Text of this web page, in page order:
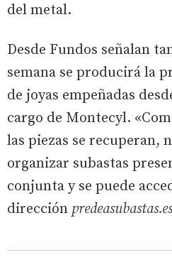
del metal.
Desde Fundos señalan
semana se producirá la
de joyas empeñadas
cargo de Montecyl.
las piezas se recuperan,
organizar subastas
conjunta y se puede
dirección predeasubastas.es